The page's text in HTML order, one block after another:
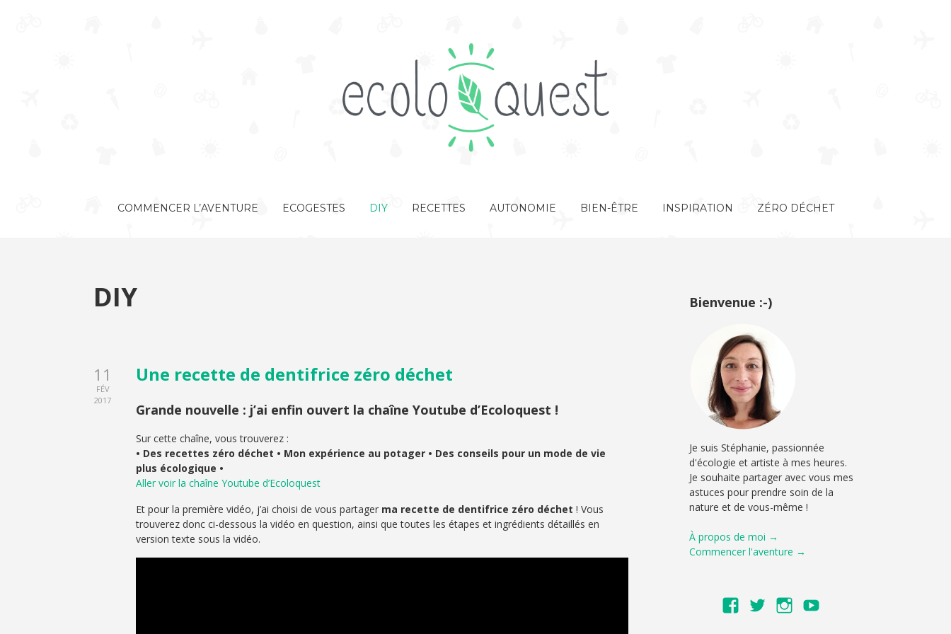
COMMENCER L’AVENTURE ECOGESTES DIY RECETTES AUTONOMIE BIEN-ÊTRE INSPIRATION ZÉRO DÉCHET
DIY
11
FÉV
2017
Une recette de dentifrice zéro déchet
Grande nouvelle : j’ai enfin ouvert la chaîne Youtube d’Ecoloquest !
Sur cette chaîne, vous trouverez :
• Des recettes zéro déchet • Mon expérience au potager • Des conseils pour un mode de vie
plus écologique •
Aller voir la chaîne Youtube d’Ecoloquest
Et pour la première vidéo, j’ai choisi de vous partager ma recette de dentifrice zéro déchet ! Vous
trouverez donc ci-dessous la vidéo en question, ainsi que toutes les étapes et ingrédients détaillés en
version texte sous la vidéo.
Bienvenue :-)
Je suis Stéphanie, passionnée
d'écologie et artiste à mes heures.
Je souhaite partager avec vous mes
astuces pour prendre soin de la
nature et de vous-même !
À propos de moi →
Commencer l'aventure →
Voir Voir
Voir